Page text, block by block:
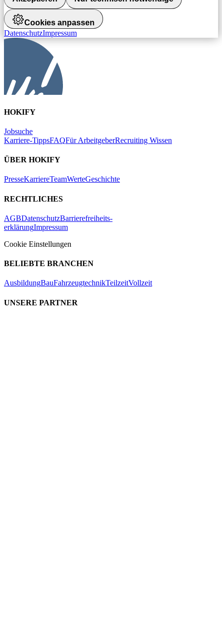
Cookies anpassen
DatenschutzImpressum
HOKIFY
Jobsuche
Karriere-TippsFAQFür ArbeitgeberRecruiting Wissen
ÜBER HOKIFY
PresseKarriereTeamWerteGeschichte
RECHTLICHES
AGBDatenschutzBarrierefreiheits-
erklärungImpressum
Cookie Einstellungen
BELIEBTE BRANCHEN
AusbildungBauFahrzeugtechnikTeilzeitVollzeit
UNSERE PARTNER